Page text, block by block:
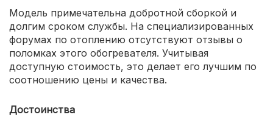
Модель примечательна добротной сборкой и
долгим сроком службы. На специализированных
форумах по отоплению отсутствуют отзывы о
поломках этого обогревателя. Учитывая
доступную стоимость, это делает его лучшим по
соотношению цены и качества.
Достоинства